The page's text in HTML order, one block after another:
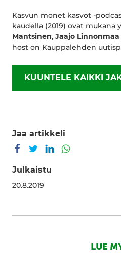
Kasvun monet kasvot -
kaudella (2019) ovat mukana
Mantsinen, Jaajo Linnonmaa
host on Kauppalehden
KUUNTELE KAIKKI
Jaa artikkeli
Jaa Facebookissa
Jaa TwitterissäJaa LinkedInissä
Julkaistu
20.8.2019
LUE